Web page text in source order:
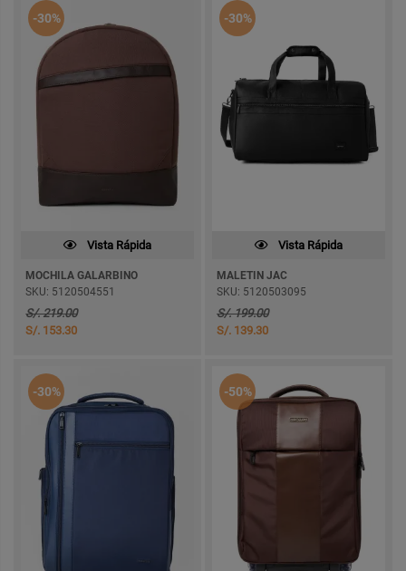
-30%
Vista Rápida
MOCHILA GALARBINO
SKU: 5120504551
S/. 219.00
S/. 153.30
-30%
Vista Rápida
MALETIN JAC
SKU: 5120503095
S/. 199.00
S/. 139.30
-30% -50%